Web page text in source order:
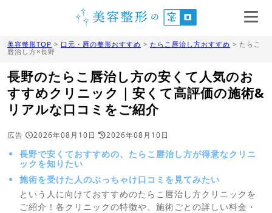
美容整形TOP > 口元・唇の整形おすすめ > たらこ唇治し方おすすめ > たらこ
唇治し方×長野
長野のたらこ唇治し方の安くて人気のお
すすめクリニック｜安くて高評価の施術&
リアルな口コミをご紹介
広告 2026年08月10日 2026年08月10日
長野で安くておすすめの、たらこ唇治し方が得意なクリニ
ックを知りたい
施術を受けた人のぶっちゃけ口コミを見てみたい
という人に向けておすすめのたらこ唇治し方クリニックを
ご紹介！各クリニックの特徴や、施術ごとの詳しい料金・